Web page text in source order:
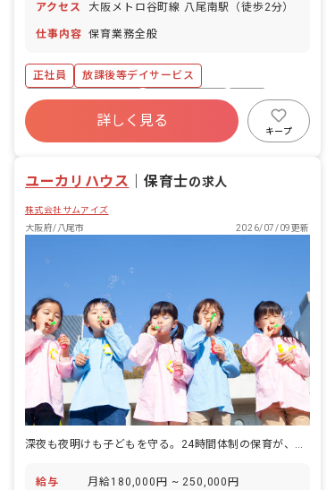
アクセス 大阪メトロ谷町線 八尾南駅（徒歩2分）
仕事内容 保育業務全般
正社員
放課後等デイサービス
ボーナス・賞与あり
社会保険完備
有給
福利厚生充実
残業少なめ
未経験歓迎
詳しく見る
キープ
ユーカリハウス ｜保育士の求人
株式会社サムアイズ
大阪府/八尾市
2026/07/09更新
深夜も夜明けも子どもを守る。24時間体制の保育が、ここにある。
給与 月給180,000円 ~ 250,000円